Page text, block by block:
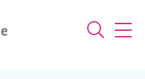
Suche